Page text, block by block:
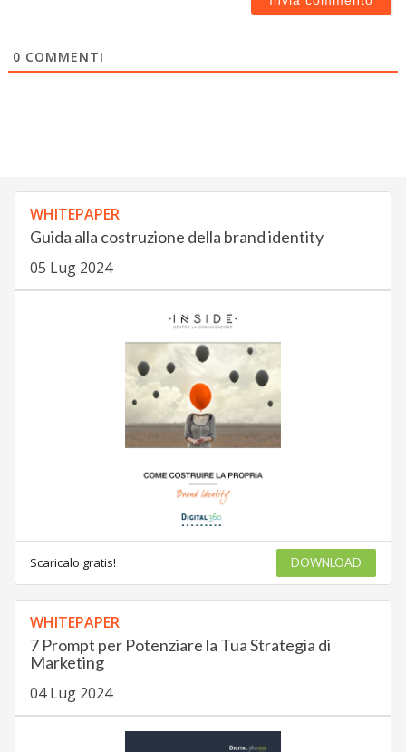
0 COMMENTI
WHITEPAPER
Guida alla costruzione della brand identity
05 Lug 2024
Scaricalo gratis! DOWNLOAD
WHITEPAPER
7 Prompt per Potenziare la Tua Strategia di
Marketing
04 Lug 2024